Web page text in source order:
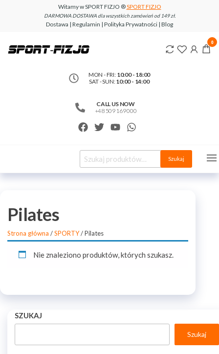
Witamy w SPORT FIZJO ®SPORT FIZJO
DARMOWA DOSTAWA dla wszystkich zamówień od 149 zł.
Dostawa | Regulamin | Polityka Prywatności | Blog
www.sport-
MON - FRI: 10:00 - 18:00
SAT - SUN:10:00 - 14:00
CALL US NOW
+48 509 169 000
0
Szukaj
Pilates
Strona główna /SPORTY/ Pilates
Nie znaleziono produktów, których szukasz.
SZUKAJ
Szukaj